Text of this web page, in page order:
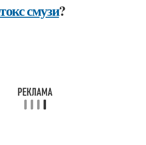
смузи?